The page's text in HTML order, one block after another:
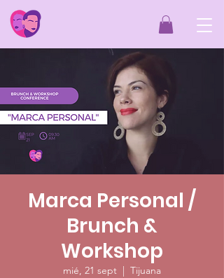
Marca Personal /
Brunch &
Workshop
mié, 21 sept
  |
Tijuana